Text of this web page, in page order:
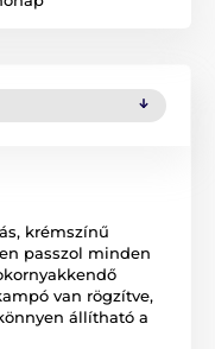
krémszínű
passzol minden
van rögzítve,
állítható a